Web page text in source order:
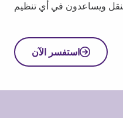
استفسر الآن